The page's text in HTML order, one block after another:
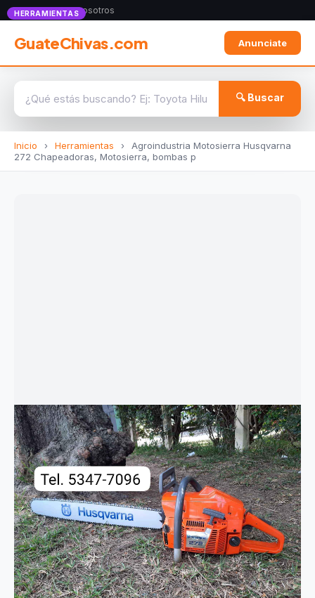
Anunciate con nosotros
GuateChivas.com Anunciate
🔍 Buscar
Inicio › Herramientas ›
Agroindustria Motosierra Husqvarna
272 Chapeadoras, Motosierra, bombas p
HERRAMIENTAS